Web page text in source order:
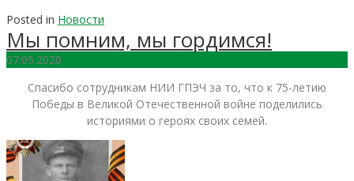
Posted in Новости
Мы помним, мы гордимся!
07.05.2020
Спасибо сотрудникам НИИ ГПЭЧ за то, что к 75-летию
Победы в Великой Отечественной войне поделились
историями о героях своих семей.